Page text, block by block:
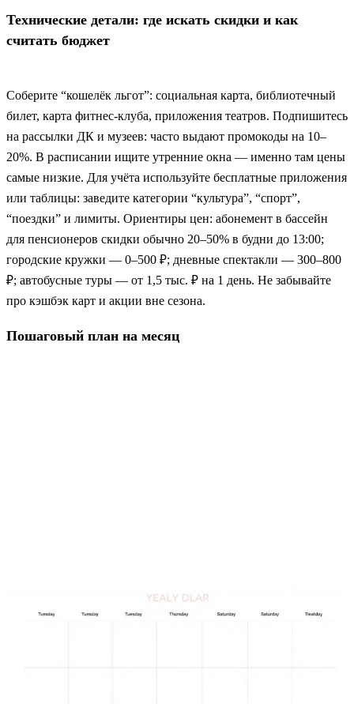
Технические детали: где искать скидки и как
считать бюджет
Соберите “кошелёк льгот”: социальная карта, библиотечный
билет, карта фитнес-клуба, приложения театров. Подпишитесь
на рассылки ДК и музеев: часто выдают промокоды на 10–
20%. В расписании ищите утренние окна — именно там цены
самые низкие. Для учёта используйте бесплатные приложения
или таблицы: заведите категории “культура”, “спорт”,
“поездки” и лимиты. Ориентиры цен: абонемент в бассейн
для пенсионеров скидки обычно 20–50% в будни до 13:00;
городские кружки — 0–500 ₽; дневные спектакли — 300–800
₽; автобусные туры — от 1,5 тыс. ₽ на 1 день. Не забывайте
про кэшбэк карт и акции вне сезона.
Пошаговый план на месяц